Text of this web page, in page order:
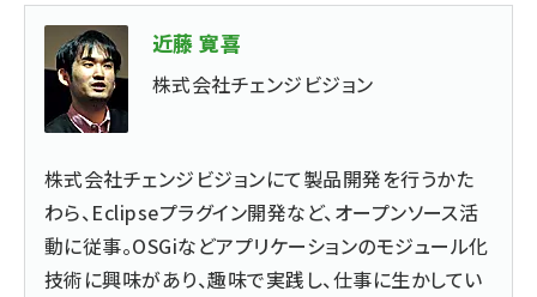
近藤 寛喜
株式会社チェンジビジョン
株式会社チェンジビジョンにて製品開発を行うかた
わら、Eclipseプラグイン開発など、オープンソース活
動に従事。OSGiなどアプリケーションのモジュール化
技術に興味があり、趣味で実践し、仕事に生かしてい